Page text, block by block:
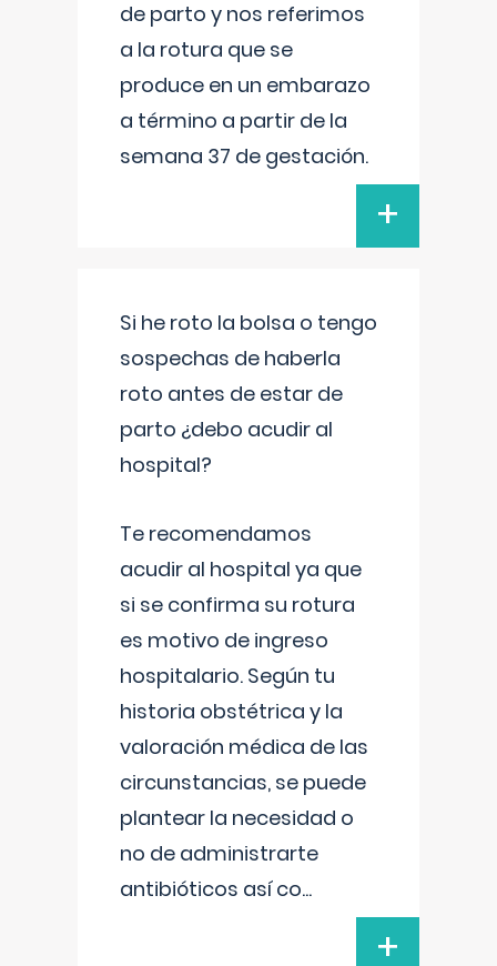
de parto y nos referimos
a la rotura que se
produce en un embarazo
a término a partir de la
semana 37 de gestación.
+
Si he roto la bolsa o tengo
sospechas de haberla
roto antes de estar de
parto ¿debo acudir al
hospital?
Te recomendamos
acudir al hospital ya que
si se confirma su rotura
es motivo de ingreso
hospitalario. Según tu
historia obstétrica y la
valoración médica de las
circunstancias, se puede
plantear la necesidad o
no de administrarte
antibióticos así co...
+